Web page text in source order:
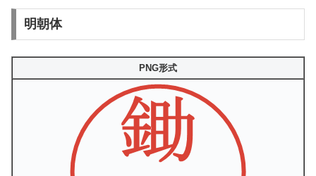
明朝体
PNG形式